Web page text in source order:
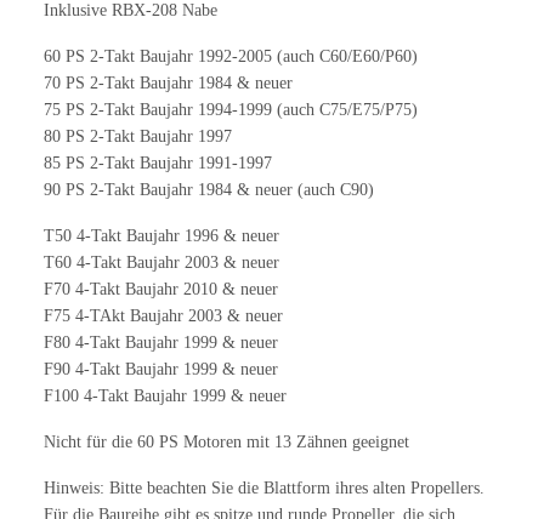
Inklusive RBX-208 Nabe
60 PS 2-Takt Baujahr 1992-2005 (auch C60/E60/P60)
70 PS 2-Takt Baujahr 1984 & neuer
75 PS 2-Takt Baujahr 1994-1999 (auch C75/E75/P75)
80 PS 2-Takt Baujahr 1997
85 PS 2-Takt Baujahr 1991-1997
90 PS 2-Takt Baujahr 1984 & neuer (auch C90)
T50 4-Takt Baujahr 1996 & neuer
T60 4-Takt Baujahr 2003 & neuer
F70 4-Takt Baujahr 2010 & neuer
F75 4-TAkt Baujahr 2003 & neuer
F80 4-Takt Baujahr 1999 & neuer
F90 4-Takt Baujahr 1999 & neuer
F100 4-Takt Baujahr 1999 & neuer
Nicht für die 60 PS Motoren mit 13 Zähnen geeignet
Hinweis: Bitte beachten Sie die Blattform ihres alten Propellers.
Für die Baureihe gibt es spitze und runde Propeller, die sich